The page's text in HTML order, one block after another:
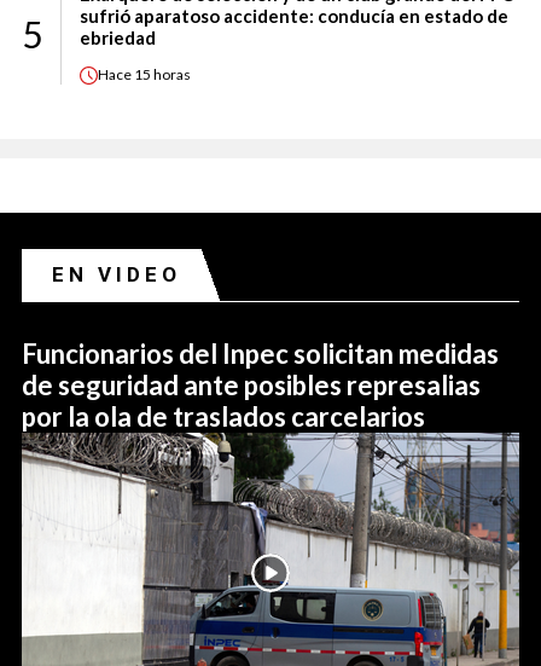
5
sufrió aparatoso accidente: conducía en estado de
ebriedad
Hace 15 horas
EN VIDEO
Funcionarios del Inpec solicitan medidas
de seguridad ante posibles represalias
por la ola de traslados carcelarios